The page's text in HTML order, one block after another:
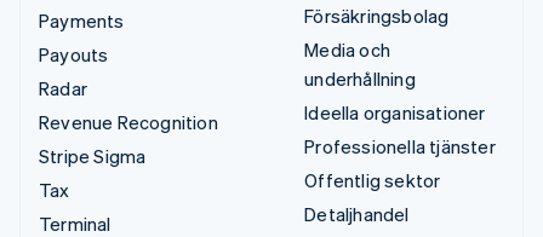
Payments
Payouts
Radar
Revenue Recognition
Stripe Sigma
Tax
Terminal
Försäkringsbolag
Media och
underhållning
Ideella organisationer
Professionella tjänster
Offentlig sektor
Detaljhandel